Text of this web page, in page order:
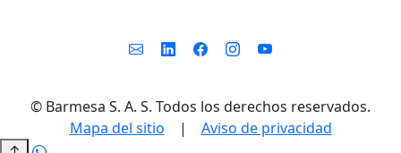
© Barmesa S. A. S. Todos los derechos reservados.
Mapa del sitio | Aviso de privacidad